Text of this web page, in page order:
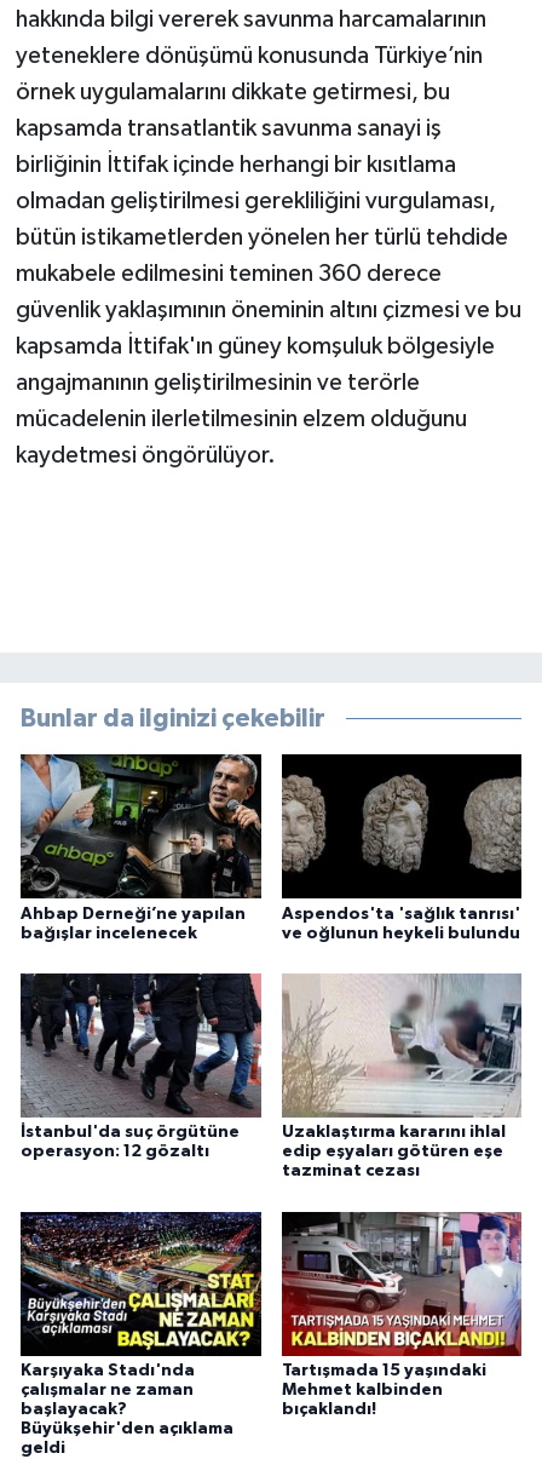
hakkında bilgi vererek savunma harcamalarının
yeteneklere dönüşümü konusunda Türkiye’nin
örnek uygulamalarını dikkate getirmesi, bu
kapsamda transatlantik savunma sanayi iş
birliğinin İttifak içinde herhangi bir kısıtlama
olmadan geliştirilmesi gerekliliğini vurgulaması,
bütün istikametlerden yönelen her türlü tehdide
mukabele edilmesini teminen 360 derece
güvenlik yaklaşımının öneminin altını çizmesi ve bu
kapsamda İttifak'ın güney komşuluk bölgesiyle
angajmanının geliştirilmesinin ve terörle
mücadelenin ilerletilmesinin elzem olduğunu
kaydetmesi öngörülüyor.
Bunlar da ilginizi çekebilir
Ahbap Derneği’ne yapılan
bağışlar incelenecek
Aspendos'ta 'sağlık tanrısı'
ve oğlunun heykeli bulundu
İstanbul'da suç örgütüne
operasyon: 12 gözaltı
Uzaklaştırma kararını ihlal
edip eşyaları götüren eşe
tazminat cezası
Karşıyaka Stadı'nda
çalışmalar ne zaman
başlayacak?
Büyükşehir'den açıklama
geldi
Tartışmada 15 yaşındaki
Mehmet kalbinden
bıçaklandı!